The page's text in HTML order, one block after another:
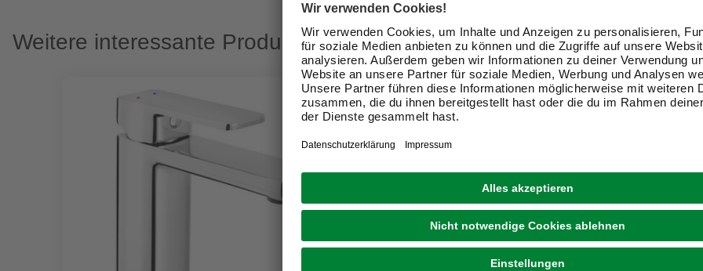
Weitere interessante Produkte